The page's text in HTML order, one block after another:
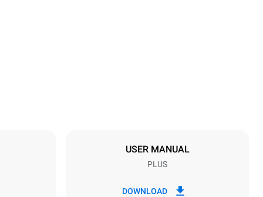
USER MANUAL
PLUS
DOWNLOAD